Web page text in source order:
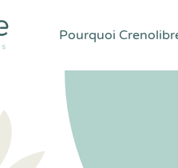
Pourquoi